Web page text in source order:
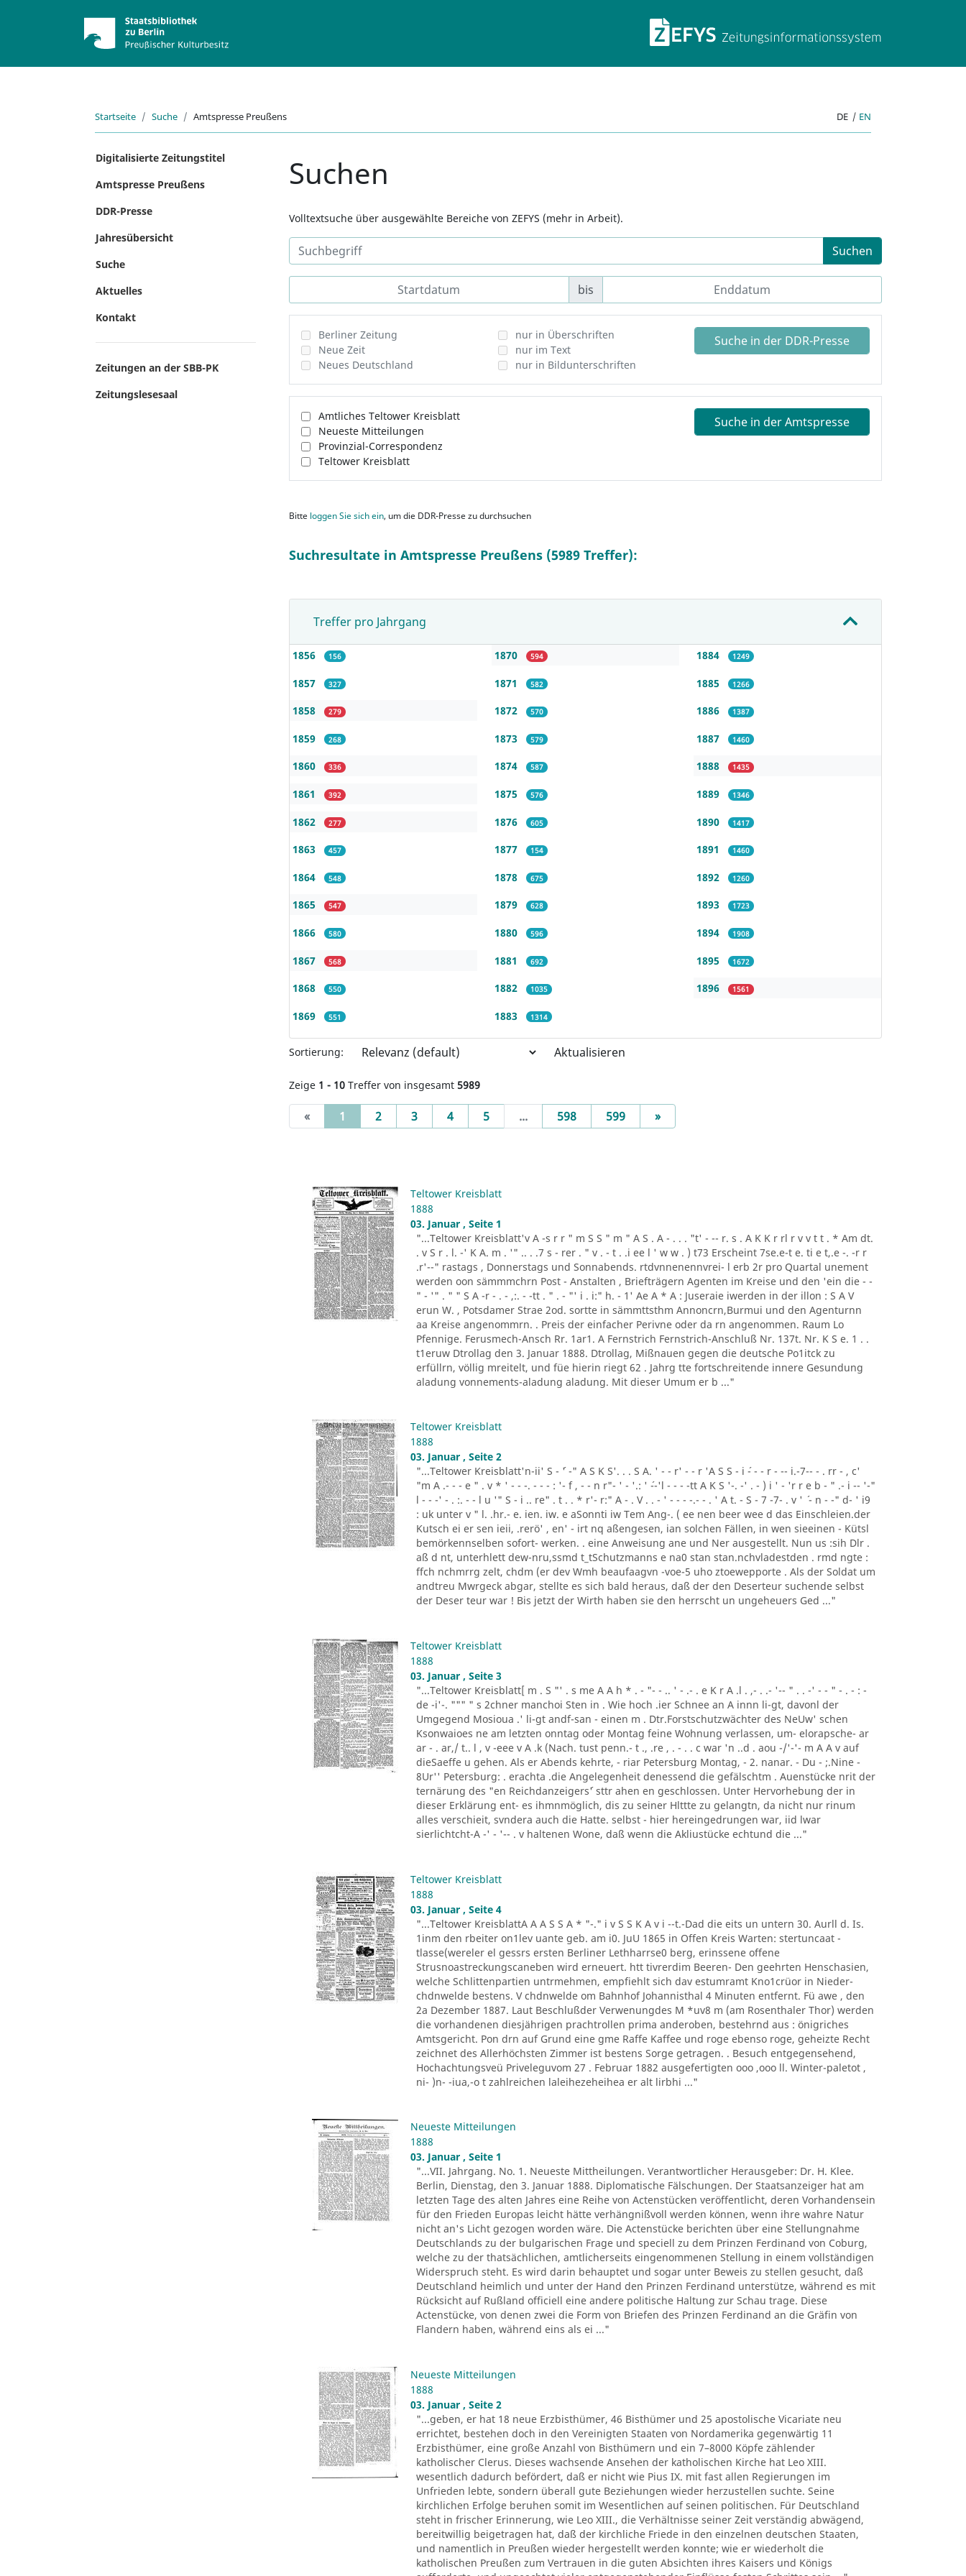
ZEFYS
Startseite Suche Amtspresse Preußens DE | EN
Digitalisierte Zeitungstitel
Amtspresse Preußens
DDR-Presse
Jahresübersicht
Suche
Aktuelles
Kontakt
Zeitungen an der SBB-PK
Zeitungslesesaal
Suchen
Volltextsuche über ausgewählte Bereiche von ZEFYS (mehr in Arbeit).
Suchen
bis
Berliner Zeitung
Neue Zeit
Neues Deutschland
nur in Überschriften
nur im Text
nur in Bildunterschriften
Suche in der DDR-Presse
Amtliches Teltower Kreisblatt
Neueste Mitteilungen
Provinzial-Correspondenz
Teltower Kreisblatt
Suche in der Amtspresse
Bitte loggen Sie sich ein, um die DDR-Presse zu durchsuchen
Suchresultate in Amtspresse Preußens (5989 Treffer):
Treffer pro Jahrgang
1856 156
1857 327
1858 279
1859 268
1860 336
1861 392
1862 277
1863 457
1864 548
1865 547
1866 580
1867 568
1868 550
1869 551
1870 594
1871 582
1872 570
1873 579
1874 587
1875 576
1876 605
1877 154
1878 675
1879 628
1880 596
1881 692
1882 1035
1883 1314
1884 1249
1885 1266
1886 1387
1887 1460
1888 1435
1889 1346
1890 1417
1891 1460
1892 1260
1893 1723
1894 1908
1895 1672
1896 1561
Sortierung: Aktualisieren
Zeige 1 - 10 Treffer von insgesamt 5989
« 1 (current)
2 3 4 5 ... 598 599 »Next
Teltower Kreisblatt
1888
03. Januar , Seite 1
"...Teltower Kreisblatt'v A -s r r " m S S " m " A S . A - . . . "t' - -- r. s . A K K r rl r v v t t . * Am dt.
. v S r . l. -' K A. m . '" .. . .7 s - rer . " v . - t . .i ee l ' w w . ) t73 Erscheint 7se.e-t e. ti e t,.e -. -r r
.r'--" rastags , Donnerstags und Sonnabends. rtdvnnenennvrei- l erb 2r pro Quartal unement
werden oon sämmmchrn Post - Anstalten , Briefträgern Agenten im Kreise und den 'ein die - -
" - '" . " " S A -r - . - ,:. - -tt . " . - "' i . i:" h. - 1' Ae A * A : Juseraie iwerden in der illon : S A V
erun W. , Potsdamer Strae 2od. sortte in sämmttsthm Annoncrn,Burmui und den Agenturnn
aa Kreise angenommrn. . Preis der einfacher Perivne oder da rn angenommen. Raum Lo
Pfennige. Ferusmech-Ansch Rr. 1ar1. A Fernstrich Fernstrich-Anschluß Nr. 137t. Nr. K S e. 1 . .
t1eruw Dtrollag den 3. Januar 1888. Dtrollag, Mißnauen gegen die deutsche Po1itck zu
erfüllrn, völlig mreitelt, und füe hierin riegt 62 . Jahrg tte fortschreitende innere Gesundung
aladung vonnements-aladung aladung. Mit dieser Umum er b ..."
Teltower Kreisblatt
1888
03. Januar , Seite 2
"...Teltower Kreisblatt'n-ii' S - ´' -" A S K S'. . . S A. ' - - r' - - r 'A S S - i ´- - - r - -- i.-7-- - . rr - , c'
"m A .- - - e " . v * ' - - -. - - - : '- f , - - n r"- ' - '.: ' ´--'l - - - -tt A K S '-. -' . - ) i ' - 'r r e b - " .- i -- '-"
l - - -' - . :. - - l u '" S - i .. re" . t . . * r'- r:" A - . V . . - ' - - - -.- - . ' A t. - S - 7 -7- . v ' ´ - n - -" d- ' i9
: uk unter v " l. .hr.- e. ien. iw. e aSonnti iw Tem Ang-. ( ee nen beer wee d das Einschleien.der
Kutsch ei er sen ieii, .rerö' , en' - irt nq aßengesen, ian solchen Fällen, in wen sieeinen - Kütsl
bemörkennselben sofort- werken. . eine Anweisung ane und Ner ausgestellt. Nun us :sih Dlr .
aß d nt, unterhlett dew-nru,ssmd t_tSchutzmanns e na0 stan stan.nchvladestden . rmd ngte :
ffch nchmrrg zelt, chdm (er dev Wmh beaufaagvn -voe-5 uho ztoewepporte . Als der Soldat um
andtreu Mwrgeck abgar, stellte es sich bald heraus, daß der den Deserteur suchende selbst
der Deser teur war ! Bis jetzt der Wirth haben sie den herrscht un ungeheuers Ged ..."
Teltower Kreisblatt
1888
03. Januar , Seite 3
"...Teltower Kreisblatt[ m . S "' . s me A A h * . - "- - .. ' - .- . e K r A .l . ,- . .- '-- " . . -' - - " - . - : -
de -i'-. """ " s 2chner manchoi Sten in . Wie hoch .ier Schnee an A innn li-gt, davonl der
Umgegend Mosioua .' li-gt andf-san - einen m . Dtr.Forstschutzwächter des NeUw' schen
Ksonwaioes ne am letzten onntag oder Montag feine Wohnung verlassen, um- elorapsche- ar
ar - . ar,/ t.. l , v -eee v A .k (Nach. tust penn.- t ., .re , . - . . c war 'n ..d . aou -/'-'- m A A v auf
dieSaeffe u gehen. Als er Abends kehrte, - riar Petersburg Montag, - 2. nanar. - Du - ;.Nine -
8Ur'' Petersburg: . erachta .die Angelegenheit denessend die gefälschtm . Auenstücke nrit der
ternärung des "en Reichdanzeigers´' sttr ahen en geschlossen. Unter Hervorhebung der in
dieser Erklärung ent- es ihmnmöglich, dis zu seiner Hlttte zu gelangtn, da nicht nur rinum
alles verschieit, svndera auch die Hatte. selbst - hier hereingedrungen war, iid lwar
sierlichtcht-A -' - '-- . v haltenen Wone, daß wenn die Akliustücke echtund die ..."
Teltower Kreisblatt
1888
03. Januar , Seite 4
"...Teltower KreisblattA A A S S A * "-." i v S S K A v i --t.-Dad die eits un untern 30. Aurll d. Is.
1inm den rbeiter on1lev uante geb. am i0. JuU 1865 in Offen Kreis Warten: stertuncaat -
tlasse(wereler el gessrs ersten Berliner Lethharrse0 berg, erinssene offene
Strusnoastreckungscaneben wird erneuert. htt tivrerdim Beeren- Den geehrten Henschasien,
welche Schlittenpartien untrmehmen, empfiehlt sich dav estumramt Kno1crüor in Nieder-
chdnwelde bestens. V chdnwelde om Bahnhof Johannisthal 4 Minuten entfernt. Fü awe , den
2a Dezember 1887. Laut Beschlußder Verwenungdes M *uv8 m (am Rosenthaler Thor) werden
die vorhandenen diesjährigen prachtrollen prima anderoben, bestehrnd aus : önigriches
Amtsgericht. Pon drn auf Grund eine gme Raffe Kaffee und roge ebenso roge, geheizte Recht
zeichnet des Allerhöchsten Zimmer ist bestens Sorge getragen. . Besuch entgegensehend,
Hochachtungsveü Priveleguvom 27 . Februar 1882 ausgefertigten ooo ,ooo ll. Winter-paletot ,
ni- )n- -iua,-o t zahlreichen laleihezeheihea er alt lirbhi ..."
Neueste Mitteilungen
1888
03. Januar , Seite 1
"...VII. Jahrgang. No. 1. Neueste Mittheilungen. Verantwortlicher Herausgeber: Dr. H. Klee.
Berlin, Dienstag, den 3. Januar 1888. Diplomatische Fälschungen. Der Staatsanzeiger hat am
letzten Tage des alten Jahres eine Reihe von Actenstücken veröffentlicht, deren Vorhandensein
für den Frieden Europas leicht hätte verhängnißvoll werden können, wenn ihre wahre Natur
nicht an's Licht gezogen worden wäre. Die Actenstücke berichten über eine Stellungnahme
Deutschlands zu der bulgarischen Frage und speciell zu dem Prinzen Ferdinand von Coburg,
welche zu der thatsächlichen, amtlicherseits eingenommenen Stellung in einem vollständigen
Widerspruch steht. Es wird darin behauptet und sogar unter Beweis zu stellen gesucht, daß
Deutschland heimlich und unter der Hand den Prinzen Ferdinand unterstütze, während es mit
Rücksicht auf Rußland officiell eine andere politische Haltung zur Schau trage. Diese
Actenstücke, von denen zwei die Form von Briefen des Prinzen Ferdinand an die Gräfin von
Flandern haben, während eins als ei ..."
Neueste Mitteilungen
1888
03. Januar , Seite 2
"...geben, er hat 18 neue Erzbisthümer, 46 Bisthümer und 25 apostolische Vicariate neu
errichtet, bestehen doch in den Vereinigten Staaten von Nordamerika gegenwärtig 11
Erzbisthümer, eine große Anzahl von Bisthümern und ein 7–8000 Köpfe zählender
katholischer Clerus. Dieses wachsende Ansehen der katholischen Kirche hat Leo XIII.
wesentlich dadurch befördert, daß er nicht wie Pius IX. mit fast allen Regierungen im
Unfrieden lebte, sondern überall gute Beziehungen wieder herzustellen suchte. Seine
kirchlichen Erfolge beruhen somit im Wesentlichen auf seinen politischen. Für Deutschland
steht in frischer Erinnerung, wie Leo XIII., die Verhältnisse seiner Zeit verständig abwägend,
bereitwillig beigetragen hat, daß der kirchliche Friede in den einzelnen deutschen Staaten,
und namentlich in Preußen wieder hergestellt werden konnte; wie er wiederholt die
katholischen Preußen zum Vertrauen in die guten Absichten ihres Kaisers und Königs